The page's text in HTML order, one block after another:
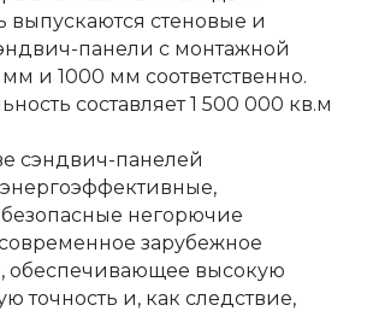
выпускаются стеновые и
панели с монтажной
и 1000 мм соответственно.
составляет 1 500 000 кв.м
сэндвич-панелей
негорючие
зарубежное
обеспечивающее высокую
точность и, как следствие,